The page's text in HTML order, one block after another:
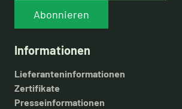
Abonnieren
Informationen
Lieferanteninformationen
Zertifikate
Presseinformationen